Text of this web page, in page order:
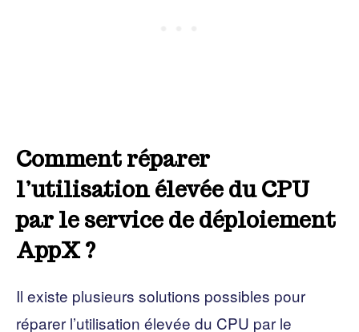
Comment réparer
l’utilisation élevée du CPU
par le service de déploiement
AppX ?
Il existe plusieurs solutions possibles pour
réparer l’utilisation élevée du CPU par le